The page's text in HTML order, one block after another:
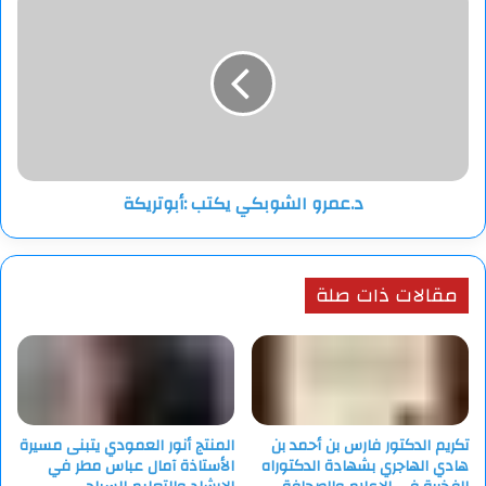
وأكد المبعوث الأمريكي، أن “زيلينسكي اعتذر وأبدى استعداده للعمل
على تحقيق السلام”، موضحا أن “الاجتماع المقبل بين كبار
المسؤولين الأمريكيين والأوكرانيين الأسبوع المقبل في السعودية،
د.عمرو الشوبكي يكتب :أبوتريكة
مقالات ذات صلة
تكريم الدكتور فارس بن أحمد بن
هادي الهاجري بشهادة الدكتوراه
المنتج أنور العمودي يتبنى مسيرة
الأستاذة آمال عباس مطر في